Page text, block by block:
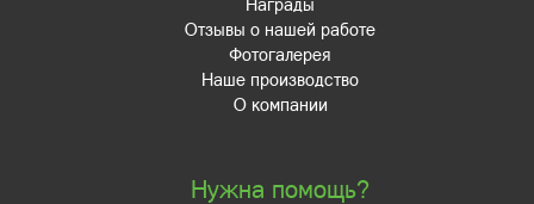
Отзывы о нашей работе
Фотогалерея
Наше производство
О компании
Нужна помощь?